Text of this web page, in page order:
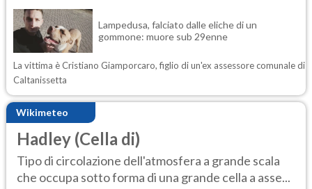
Lampedusa, falciato dalle eliche di un
gommone: muore sub 29enne
La vittima è Cristiano Giamporcaro, figlio di un'ex assessore comunale di
Caltanissetta
Wikimeteo
Hadley (Cella di)
Tipo di circolazione dell'atmosfera a grande scala
che occupa sotto forma di una grande cella a asse...